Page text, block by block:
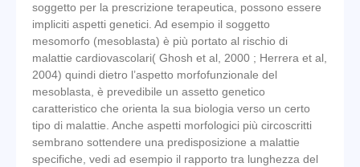
soggetto per la prescrizione terapeutica, possono essere
impliciti aspetti genetici. Ad esempio il soggetto
mesomorfo (mesoblasta) è più portato al rischio di
malattie cardiovascolari( Ghosh et al, 2000 ; Herrera et al,
2004) quindi dietro l’aspetto morfofunzionale del
mesoblasta, è prevedibile un assetto genetico
caratteristico che orienta la sua biologia verso un certo
tipo di malattie. Anche aspetti morfologici più circoscritti
sembrano sottendere una predisposizione a malattie
specifiche, vedi ad esempio il rapporto tra lunghezza del